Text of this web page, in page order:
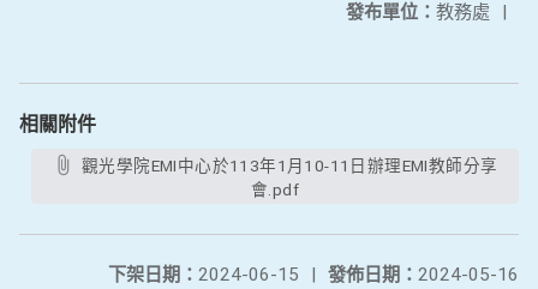
發布單位： 教務處 |
相關附件
會.pdf
發佈日期： 2024-05-16
下架日期： 2024-06-15
|